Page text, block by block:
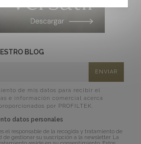
BLOG
de mis datos para recibir el
e información comercial acerca
por PROFILTEK.
datos personales
es el responsable de la recogida y tratamiento de
de gestionar su suscripción a la newsletter. La